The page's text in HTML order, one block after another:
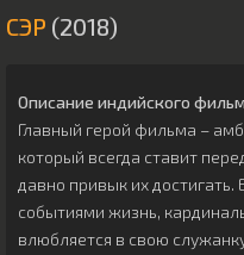
СЭР (2018)
Описание индийского
Главный герой фильма –
который всегда ставит
давно привык их
событиями жизнь,
влюбляется в свою